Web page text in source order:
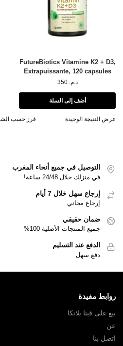
FutureBiotics Vitamine K2 + D3,
Extrapuissante, 120 capsules
د.م. 350
أضف إلى السلة
عرض النتيجة الوحيدة
التوصيل في جميع أنحاء المغرب
في منزلك خلال 24/48 ساعة!
إرجاع سهل خلال 7 أيام
إرجاع مجاني
ضمان حقيقي
جميع المنتجات الأصلية 100%
الدفع عند التسليم
دفع سهل
روابط مفيدة
بيع على فيتا بلانكا
عن
اتصل بنا